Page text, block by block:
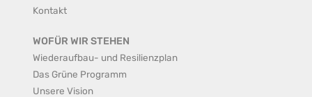
Kontakt
WOFÜR WIR STEHEN
Wiederaufbau- und Resilienzplan
Das Grüne Programm
Unsere Vision